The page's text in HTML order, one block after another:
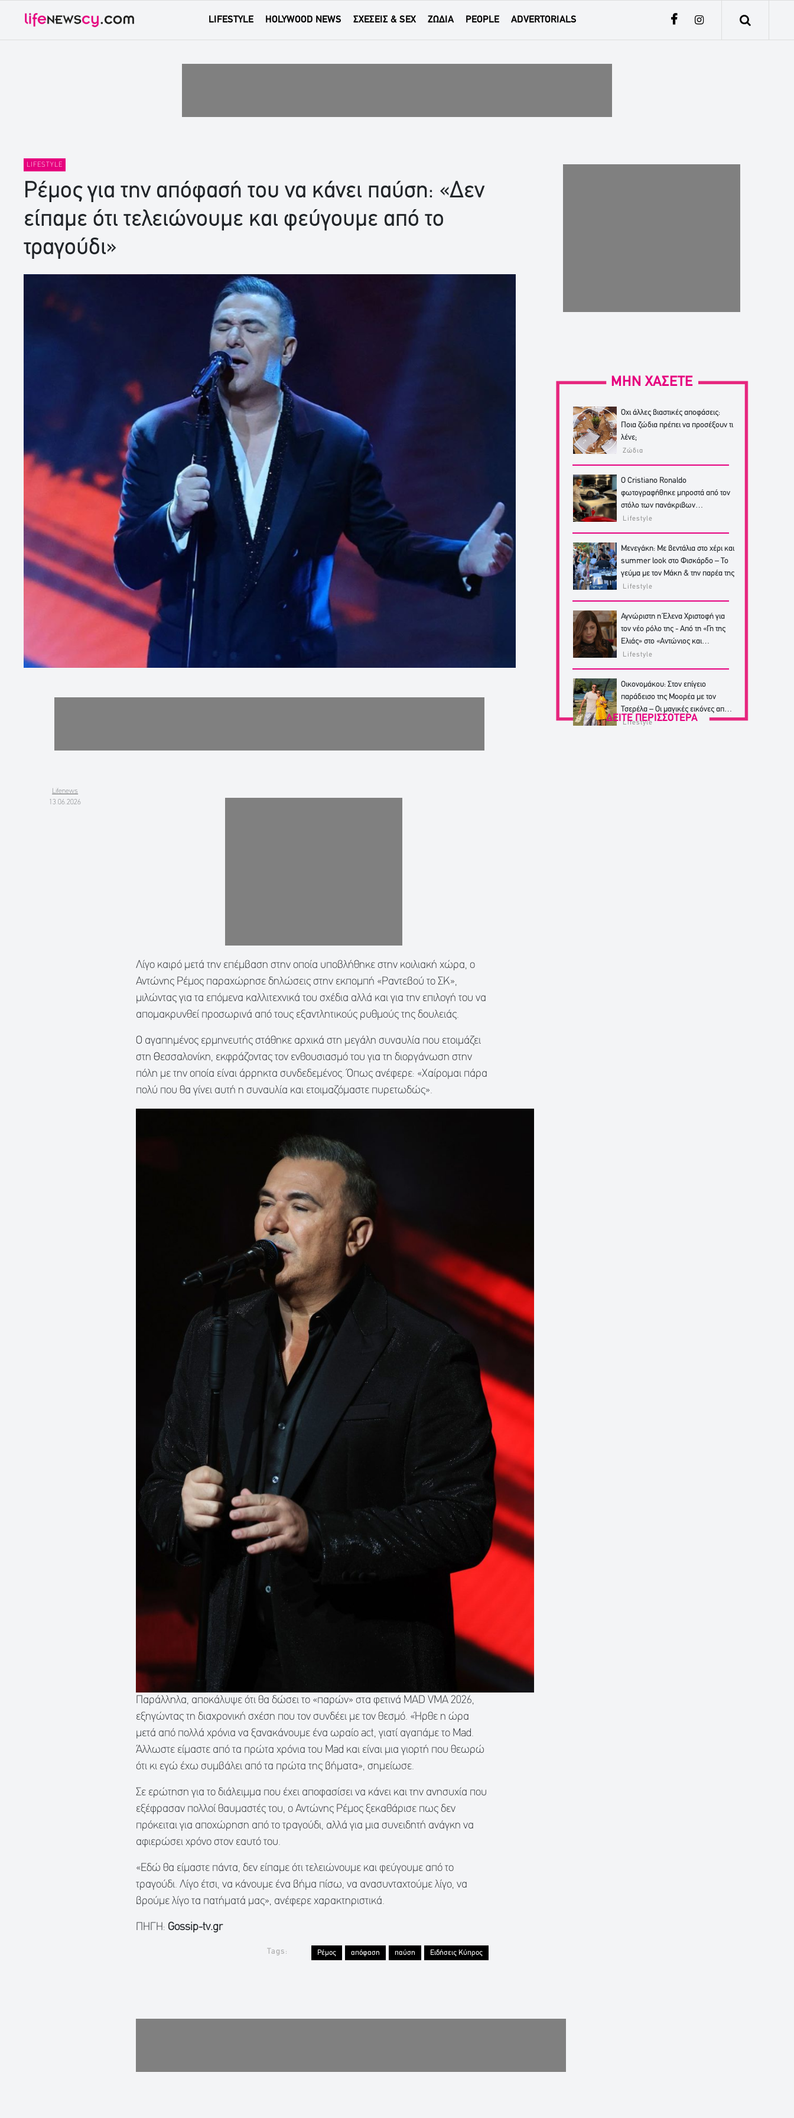
LIFESTYLE HOLYWOOD NEWS ΣΧΕΣΕΙΣ & SEX ΖΩΔΙΑ PEOPLE ADVERTORIALS
LIFESTYLE
Ρέμος για την απόφασή του να κάνει παύση: «Δεν
είπαμε ότι τελειώνουμε και φεύγουμε από το
τραγούδι»
Lifenews
13.06.2026
Λίγο καιρό μετά την επέμβαση στην οποία υποβλήθηκε στην κοιλιακή χώρα, ο
Αντώνης Ρέμος παραχώρησε δηλώσεις στην εκπομπή «Ραντεβού το ΣΚ»,
μιλώντας για τα επόμενα καλλιτεχνικά του σχέδια αλλά και για την επιλογή του να
απομακρυνθεί προσωρινά από τους εξαντλητικούς ρυθμούς της δουλειάς.
Ο αγαπημένος ερμηνευτής στάθηκε αρχικά στη μεγάλη συναυλία που ετοιμάζει
στη Θεσσαλονίκη, εκφράζοντας τον ενθουσιασμό του για τη διοργάνωση στην
πόλη με την οποία είναι άρρηκτα συνδεδεμένος. Όπως ανέφερε: «Χαίρομαι πάρα
πολύ που θα γίνει αυτή η συναυλία και ετοιμαζόμαστε πυρετωδώς».
Παράλληλα, αποκάλυψε ότι θα δώσει το «παρών» στα φετινά MAD VMA 2026,
εξηγώντας τη διαχρονική σχέση που τον συνδέει με τον θεσμό. «Ήρθε η ώρα
μετά από πολλά χρόνια να ξανακάνουμε ένα ωραίο act, γιατί αγαπάμε το Mad.
Άλλωστε είμαστε από τα πρώτα χρόνια του Mad και είναι μια γιορτή που θεωρώ
ότι κι εγώ έχω συμβάλει από τα πρώτα της βήματα», σημείωσε.
Σε ερώτηση για το διάλειμμα που έχει αποφασίσει να κάνει και την ανησυχία που
εξέφρασαν πολλοί θαυμαστές του, ο Αντώνης Ρέμος ξεκαθάρισε πως δεν
πρόκειται για αποχώρηση από το τραγούδι, αλλά για μια συνειδητή ανάγκη να
αφιερώσει χρόνο στον εαυτό του.
«Εδώ θα είμαστε πάντα, δεν είπαμε ότι τελειώνουμε και φεύγουμε από το
τραγούδι. Λίγο έτσι, να κάνουμε ένα βήμα πίσω, να ανασυνταχτούμε λίγο, να
βρούμε λίγο τα πατήματά μας», ανέφερε χαρακτηριστικά.
ΠΗΓΗ: Gossip-tv.gr
Tags: Ρέμος απόφαση παύση Ειδήσεις Κύπρος
ΜΗΝ ΧΑΣΕΤΕ
Όχι άλλες βιαστικές αποφάσεις:
Ποια ζώδια πρέπει να προσέξουν τι
λένε;
Ζώδια
Ο Cristiano Ronaldo
φωτογραφήθηκε μπροστά από τον
στόλο των πανάκριβων
αυτοκινήτων του!
Lifestyle
Μενεγάκη: Με βεντάλια στο χέρι και
summer look στο Φισκάρδο – Το
γεύμα με τον Μάκη & την παρέα της
Lifestyle
Αγνώριστη η Έλενα Χριστοφή για
τον νέο ρόλο της - Από τη «Γη της
Ελιάς» στο «Αντώνιος και
Κλεοπάτρα»
Lifestyle
Οικονομάκου: Στον επίγειο
παράδεισο της Μοορέα με τον
Τσερέλα – Οι μαγικές εικόνες από
από το ταξίδι
Lifestyle
ΔΕΙΤΕ ΠΕΡΙΣΣΟΤΕΡΑ